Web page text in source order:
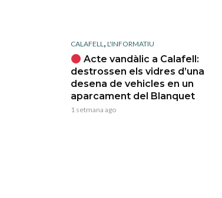
CALAFELL, L'INFORMATIU
Acte vandàlic a Calafell:
destrossen els vidres d’una
desena de vehicles en un
aparcament del Blanquet
1 setmana ago